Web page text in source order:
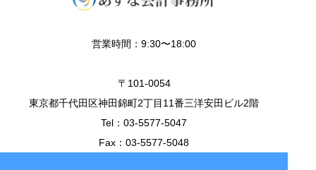
営業時間：9:30〜18:00
〒101-0054
東京都千代田区神田錦町2丁目11番三洋安田ビル2階
Tel：03-5577-5047
Fax：03-5577-5048